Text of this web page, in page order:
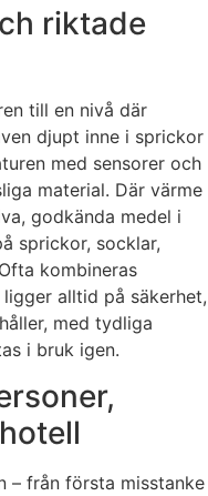
riktade
till en nivå där
djupt inne i sprickor
med sensorer och
material. Där värme
godkända medel i
sprickor, socklar,
kombineras
alltid på säkerhet,
med tydliga
i bruk igen.
– från första misstanke